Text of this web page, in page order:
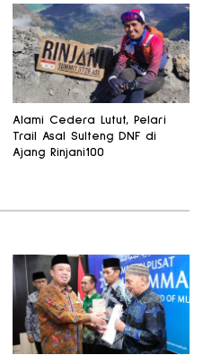
Alami Cedera Lutut, Pelari
Trail Asal Sulteng DNF di
Ajang Rinjani100